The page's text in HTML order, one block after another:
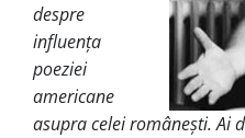
despre
influența
poeziei
americane
asupra celei românești. Ai